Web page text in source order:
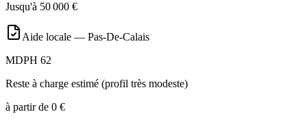
Jusqu'à 50 000 €
Aide locale — Pas-De-Calais
MDPH 62
Reste à charge estimé (profil très modeste)
à partir de 0 €